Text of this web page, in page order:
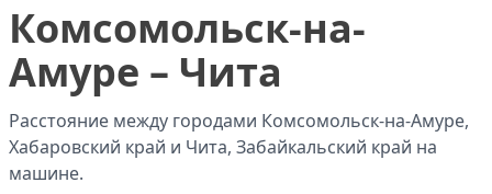
Комсомольск-на-
Амуре – Чита
Расстояние между городами Комсомольск-на-Амуре,
Хабаровский край и Чита, Забайкальский край на
машине.